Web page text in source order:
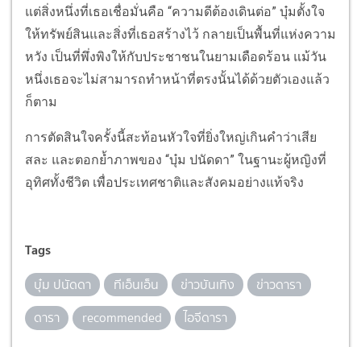
แต่สิ่งหนึ่งที่เธอเชื่อมั่นคือ “ความดีต้องเดินต่อ” บุ๋มตั้งใจ
ให้ทรัพย์สินและสิ่งที่เธอสร้างไว้ กลายเป็นพื้นที่แห่งความ
หวัง เป็นที่พึ่งพิงให้กับประชาชนในยามเดือดร้อน แม้วัน
หนึ่งเธอจะไม่สามารถทำหน้าที่ตรงนั้นได้ด้วยตัวเองแล้ว
ก็ตาม
การตัดสินใจครั้งนี้สะท้อนหัวใจที่ยิ่งใหญ่เกินคำว่าเสีย
สละ และตอกย้ำภาพของ “บุ๋ม ปนัดดา” ในฐานะผู้หญิงที่
อุทิศทั้งชีวิต เพื่อประเทศชาติและสังคมอย่างแท้จริง
Tags
บุ๋ม ปนัดดา ทีเอ็นเอ็น ข่าวบันเทิง
ข่าวดารา
ดารา
recommended ไอจีดารา